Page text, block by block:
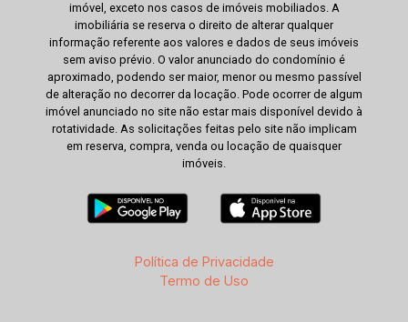
imóvel, exceto nos casos de imóveis mobiliados. A
imobiliária se reserva o direito de alterar qualquer
informação referente aos valores e dados de seus imóveis
sem aviso prévio. O valor anunciado do condomínio é
aproximado, podendo ser maior, menor ou mesmo passível
de alteração no decorrer da locação. Pode ocorrer de algum
imóvel anunciado no site não estar mais disponível devido à
rotatividade. As solicitações feitas pelo site não implicam
em reserva, compra, venda ou locação de quaisquer
imóveis.
Política de Privacidade
Termo de Uso